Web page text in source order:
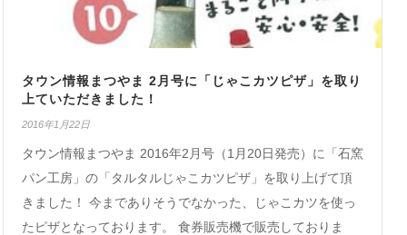
タウン情報まつやま 2月号に「じゃこカツピザ」を取り
上ていただきました！
2016年1月22日
タウン情報まつやま 2016年2月号（1月20日発売）に「石窯
パン工房」の「タルタルじゃこカツピザ」を取り上げて頂
きました！ 今までありそうでなかった、じゃこカツを使っ
たピザとなっております。 食券販売機で販売しておりま